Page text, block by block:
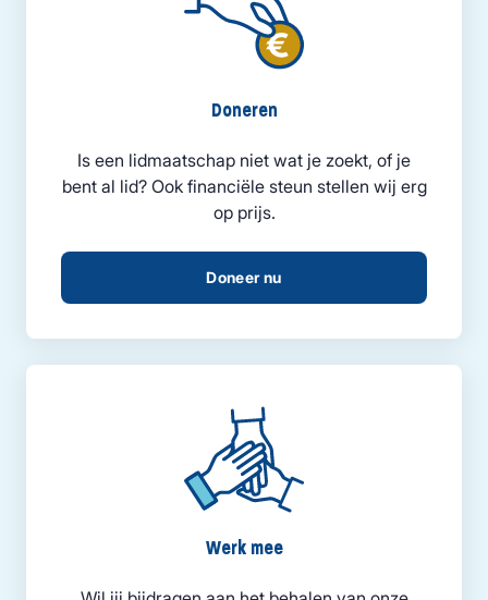
Doneren
Is een lidmaatschap niet wat je zoekt, of je
bent al lid? Ook financiële steun stellen wij erg
op prijs.
Doneer nu
Werk mee